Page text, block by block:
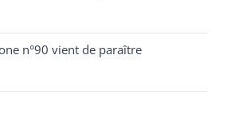
n°90 vient de paraître